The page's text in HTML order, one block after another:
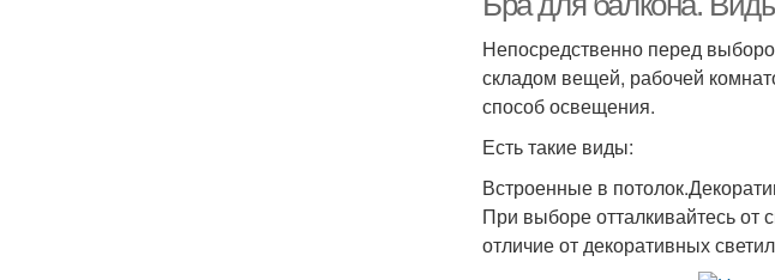
Непосредственно перед
складом вещей, рабочей
способ освещения.
Есть такие виды:
Встроенные в
При выборе отталкивайтесь от
отличие от декоративных